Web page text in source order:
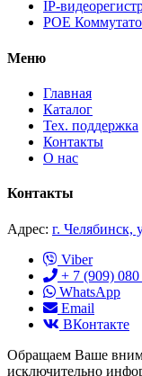
IP-
POE
Меню
Главная
Каталог
Тех. поддержка
Контакты
О нас
Контакты
Адрес: г. Челябинск,
Viber
+ 7 (909)
WhatsApp
Email
ВКонтакте
Обращаем Ваше
исключительно